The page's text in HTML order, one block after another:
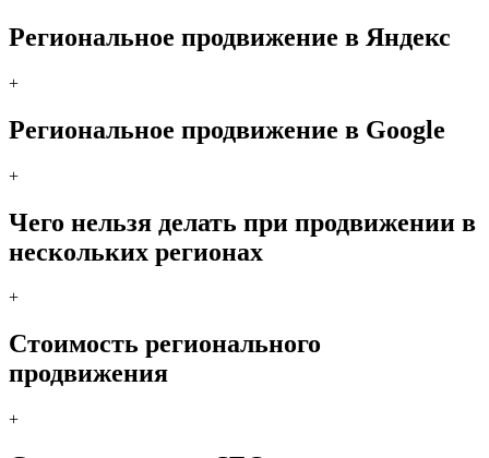
Региональное продвижение в Яндекс
+
Региональное продвижение в Google
+
Чего нельзя делать при продвижении в
нескольких регионах
+
Стоимость регионального
продвижения
+